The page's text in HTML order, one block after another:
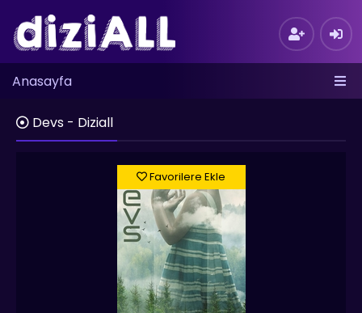
Anasayfa
Devs - Diziall
Favorilere Ekle